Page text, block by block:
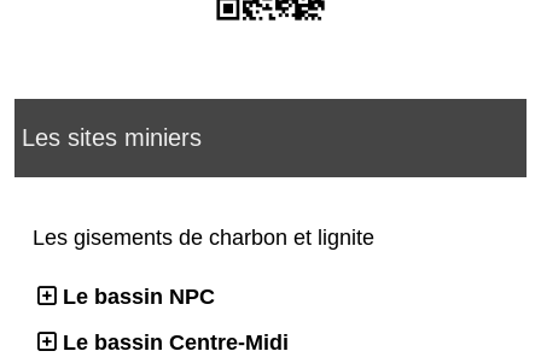
Les sites miniers
Les gisements de charbon et lignite
Le bassin NPC
Le bassin Centre-Midi